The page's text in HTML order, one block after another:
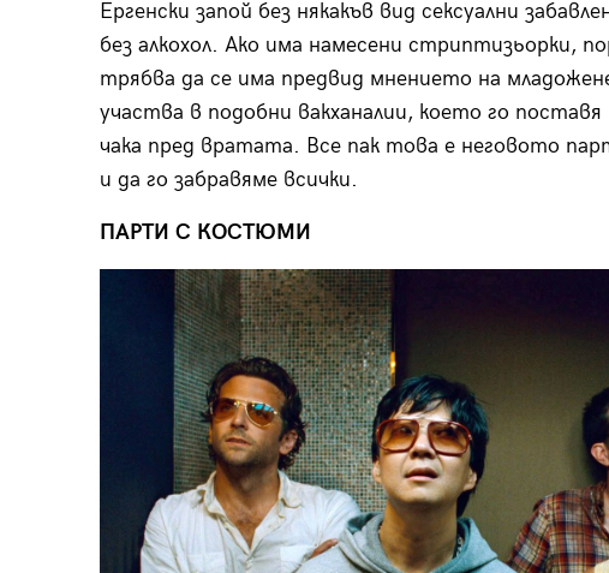
Ергенски запой без някакъв вид сексуални
без алкохол. Ако има намесени стриптизьорки,
трябва да се има предвид мнението на
участва в подобни вакханалии, което го поставя
чака пред вратата. Все пак това е неговото
и да го забравяме всички.
ПАРТИ С КОСТЮМИ